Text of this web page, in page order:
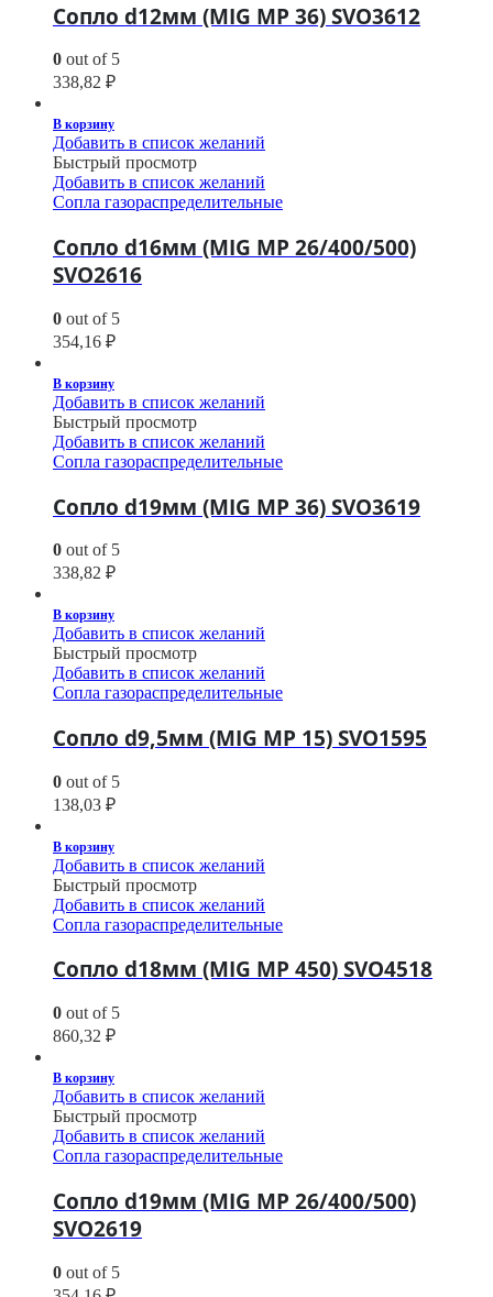
Сопло d12мм (MIG MP 36) SVO3612
0 out of 5
338,82 ₽
В корзину
Добавить в список желаний
Быстрый просмотр
Добавить в список желаний
Сопла газораспределительные
Сопло d16мм (MIG MP 26/400/500)
SVO2616
0 out of 5
354,16 ₽
В корзину
Добавить в список желаний
Быстрый просмотр
Добавить в список желаний
Сопла газораспределительные
Сопло d19мм (MIG MP 36) SVO3619
0 out of 5
338,82 ₽
В корзину
Добавить в список желаний
Быстрый просмотр
Добавить в список желаний
Сопла газораспределительные
Сопло d9,5мм (MIG MP 15) SVO1595
0 out of 5
138,03 ₽
В корзину
Добавить в список желаний
Быстрый просмотр
Добавить в список желаний
Сопла газораспределительные
Сопло d18мм (MIG MP 450) SVO4518
0 out of 5
860,32 ₽
В корзину
Добавить в список желаний
Быстрый просмотр
Добавить в список желаний
Сопла газораспределительные
Сопло d19мм (MIG MP 26/400/500)
SVO2619
0 out of 5